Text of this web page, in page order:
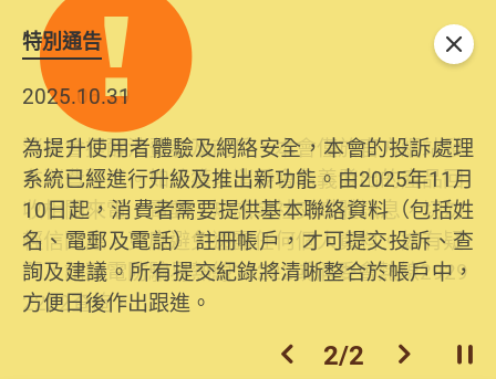
特別通告
2025.10.31
為提升使用者體驗及網絡安全，本會的投訴處理
系統已經進行升級及推出新功能。由2025年11月
10日起，消費者需要提供基本聯絡資料（包括姓
名、電郵及電話）註冊帳戶，才可提交投訴、查
詢及建議。所有提交紀錄將清晰整合於帳戶中，
方便日後作出跟進。
上一個
2/2 下一個開
關閉